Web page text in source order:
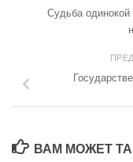
Судьба
ВАМ МОЖЕТ